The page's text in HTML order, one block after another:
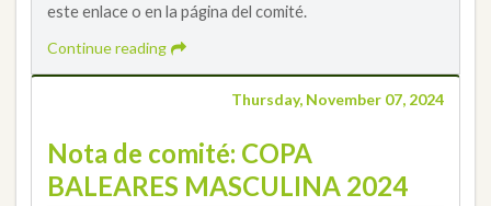
este enlace o en la página del comité.
Continue reading
Thursday, November 07, 2024
Nota de comité: COPA
BALEARES MASCULINA 2024